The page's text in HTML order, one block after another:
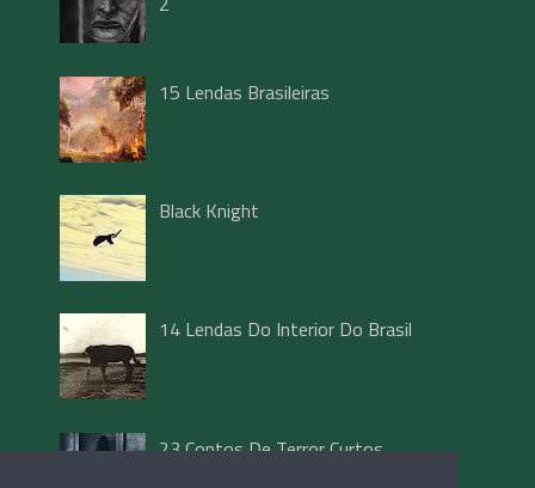
15 Lendas Brasileiras
Black Knight
14 Lendas Do Interior Do Brasil
23 Contos De Terror Curtos